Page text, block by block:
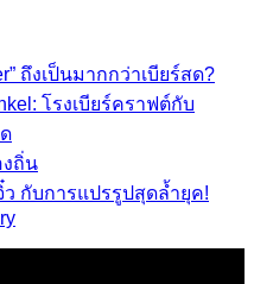
ถึงเป็นมากกว่าเบียร์สด?
โรงเบียร์คราฟต์กับ
งถิ่น
กับการแปรรูปสุดล้ำยุค!